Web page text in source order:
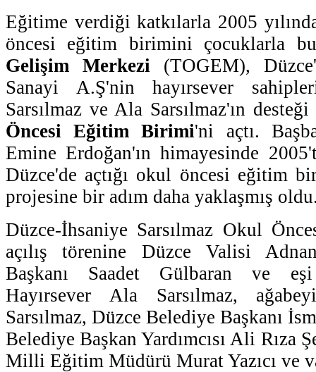
Eğitime verdiği katkılarla 2005
öncesi eğitim birimini çocuklarla
Gelişim Merkezi (TOGEM),
Sanayi A.Ş'nin hayırsever
Sarsılmaz ve Ala Sarsılmaz'ın
Öncesi Eğitim Birimi'ni açtı.
Emine Erdoğan'ın himayesinde
Düzce'de açtığı okul öncesi eğitim
projesine bir adım daha yaklaşmış
Düzce-İhsaniye Sarsılmaz Okul
açılış törenine Düzce Valisi
Başkanı Saadet Gülbaran ve
Hayırsever Ala Sarsılmaz,
Sarsılmaz, Düzce Belediye Başkanı
Belediye Başkan Yardımcısı Ali Rıza
Milli Eğitim Müdürü Murat Yazıcı ve